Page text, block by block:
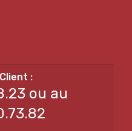
ou au